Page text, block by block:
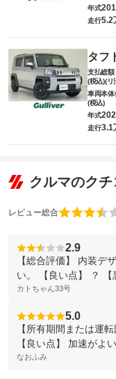
年式
走行5.2
タフ
支払総額
(税込)(リ
車両本体
(税込)
年式
走行3.1
クルマのクチ
レビュー総合
2.9
【総合評価】 内装デ
い。 【良い点】 ？ 【
カトちゃん33号
5.0
【所有期間または運
【良い点】 加速がよ
なおふみ